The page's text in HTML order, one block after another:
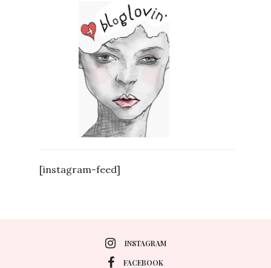
[instagram-feed]
INSTAGRAM
FACEBOOK